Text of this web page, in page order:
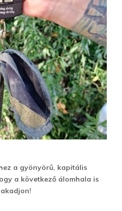
a gyönyörű, kapitális
a következő álomhala is